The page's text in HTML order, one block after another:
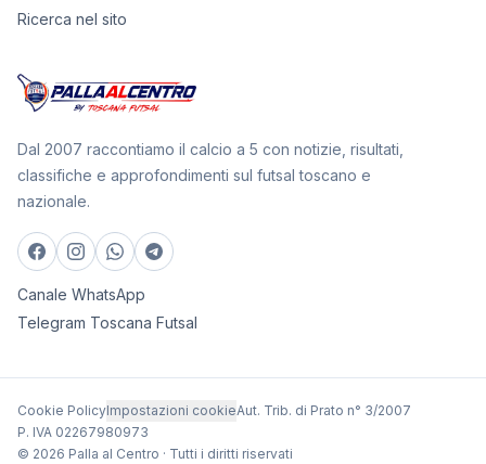
Ricerca nel sito
Dal 2007 raccontiamo il calcio a 5 con notizie, risultati,
classifiche e approfondimenti sul futsal toscano e
nazionale.
Canale WhatsApp
Telegram Toscana Futsal
Cookie PolicyImpostazioni cookieAut. Trib. di Prato n° 3/2007
P. IVA 02267980973
© 2026 Palla al Centro · Tutti i diritti riservati